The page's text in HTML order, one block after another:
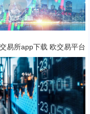
易所app下载 欧交易平台
v6.17.0最新版